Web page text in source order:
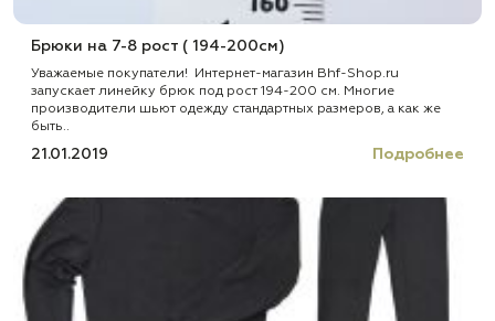
Брюки на 7-8 рост ( 194-200см)
Уважаемые покупатели! Интернет-магазин Bhf-Shop.ru
запускает линейку брюк под рост 194-200 см. Многие
производители шьют одежду стандартных размеров, а как же
быть..
21.01.2019 Подробнее